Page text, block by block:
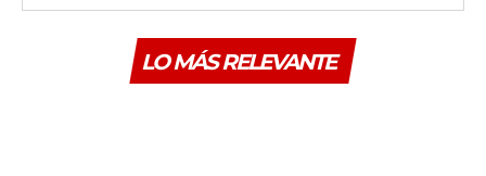
LO MÁS RELEVANTE